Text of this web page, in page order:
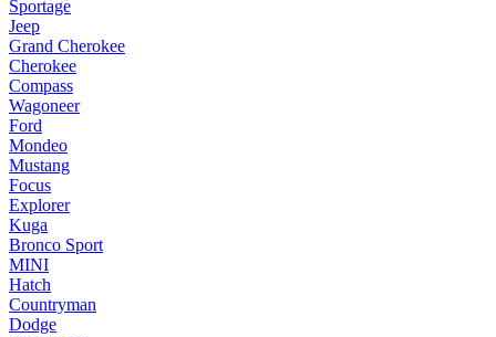
Sportage
Jeep
Grand Cherokee
Cherokee
Compass
Wagoneer
Ford
Mondeo
Mustang
Focus
Explorer
Kuga
Bronco Sport
MINI
Hatch
Countryman
Dodge